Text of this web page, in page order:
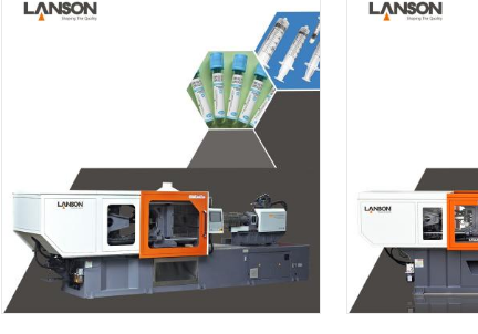
appliquées dans les bouteilles, l'industrie
des boissons, l'industrie de l'emballage
alimentaire et l'industrie cosmétique, etc.
UPVC produits.